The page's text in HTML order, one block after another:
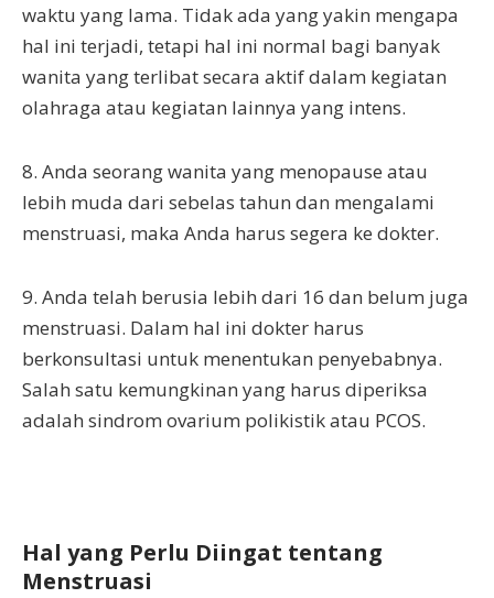
waktu yang lama. Tidak ada yang yakin mengapa
hal ini terjadi, tetapi hal ini normal bagi banyak
wanita yang terlibat secara aktif dalam kegiatan
olahraga atau kegiatan lainnya yang intens.
8. Anda seorang wanita yang menopause atau
lebih muda dari sebelas tahun dan mengalami
menstruasi, maka Anda harus segera ke dokter.
9. Anda telah berusia lebih dari 16 dan belum juga
menstruasi. Dalam hal ini dokter harus
berkonsultasi untuk menentukan penyebabnya.
Salah satu kemungkinan yang harus diperiksa
adalah sindrom ovarium polikistik atau PCOS.
Hal yang Perlu Diingat tentang
Menstruasi